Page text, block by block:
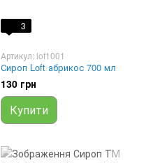
3
Артикул: lof1001
Сироп Loft абрикос 700 мл
130 грн
Купити